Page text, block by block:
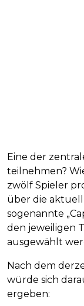
Eine der
teilnehmen?
zwölf Spieler
über die
sogenannte
den jeweiligen
ausgewählt
Nach dem
würde sich
ergeben: